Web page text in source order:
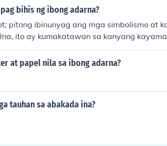
pagbuo ng kwento, at sila rin ay
sakripisyo.
bihis ng ibong adarna?
pitong ibinunyag ang mga simbolismo at
ito ay kumakatawan sa kanyang
mga damit ay naglalarawan ng
Panghuli, ang pag bihis ay nagsisilbing
at papel nila sa ibong adarna?
tauhan sa abakada ina?